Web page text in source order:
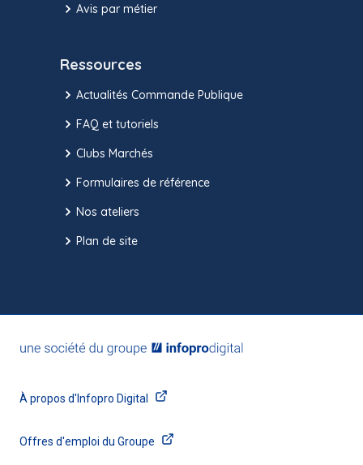
Avis par métier
Ressources
Actualités Commande Publique
FAQ et tutoriels
Clubs Marchés
Formulaires de référence
Nos ateliers
Plan de site